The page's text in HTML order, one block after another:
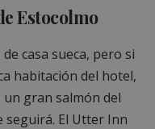
Estocolmo
casa sueca, pero si
habitación del hotel,
gran salmón del
seguirá. El Utter Inn